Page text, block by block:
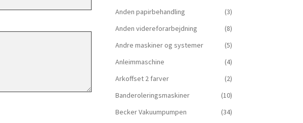
Anden papirbehandling
(3)
Anden videreforarbejdning
(8)
Andre maskiner og systemer
(5)
Anleimmaschine
(4)
Arkoffset 2 farver
(2)
Banderoleringsmaskiner
(10)
Becker Vakuumpumpen
(34)